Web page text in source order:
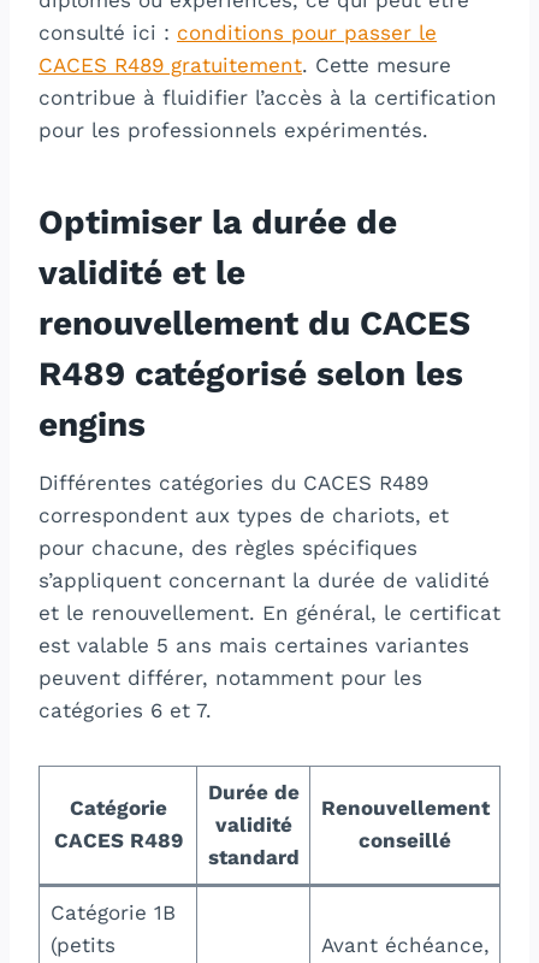
consulté ici : conditions pour passer le
CACES R489 gratuitement. Cette mesure
contribue à fluidifier l’accès à la certification
pour les professionnels expérimentés.
Optimiser la durée de
validité et le
renouvellement du CACES
R489 catégorisé selon les
engins
Différentes catégories du CACES R489
correspondent aux types de chariots, et
pour chacune, des règles spécifiques
s’appliquent concernant la durée de validité
et le renouvellement. En général, le certificat
est valable 5 ans mais certaines variantes
peuvent différer, notamment pour les
catégories 6 et 7.
Catégorie
CACES R489
Durée de
validité
standard
Renouvellement
conseillé
Catégorie 1B
(petits
Avant échéance,